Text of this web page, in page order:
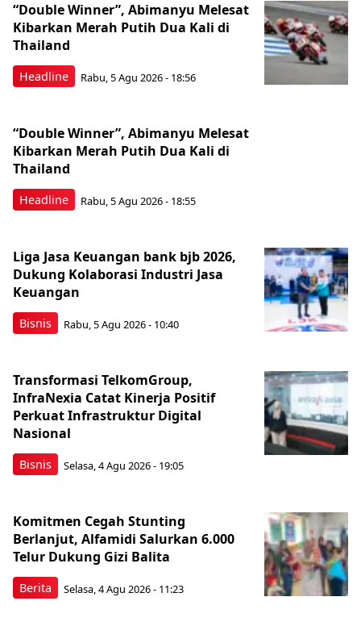
Headline
“Double Winner”, Abimanyu Melesat
Kibarkan Merah Putih Dua Kali di
Thailand
Rabu, 5 Agu 2026 - 18:56
Headline
“Double Winner”, Abimanyu Melesat
Kibarkan Merah Putih Dua Kali di
Thailand
Rabu, 5 Agu 2026 - 18:55
Bisnis
Liga Jasa Keuangan bank bjb 2026,
Dukung Kolaborasi Industri Jasa
Keuangan
Rabu, 5 Agu 2026 - 10:40
Bisnis
Transformasi TelkomGroup,
InfraNexia Catat Kinerja Positif
Perkuat Infrastruktur Digital
Nasional
Selasa, 4 Agu 2026 - 19:05
Berita
Komitmen Cegah Stunting
Berlanjut, Alfamidi Salurkan 6.000
Telur Dukung Gizi Balita
Selasa, 4 Agu 2026 - 11:23